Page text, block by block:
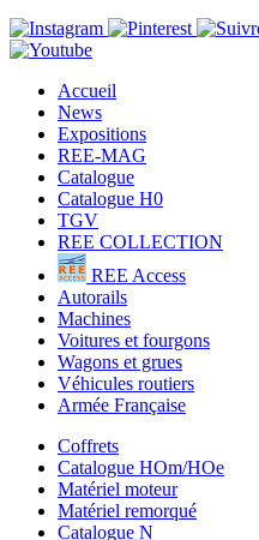
Accueil
News
Expositions
REE-MAG
Catalogue
Catalogue H0
TGV
REE COLLECTION
REE Access
Autorails
Machines
Voitures et fourgons
Wagons et grues
Véhicules routiers
Armée Française
Coffrets
Catalogue HOm/HOe
Matériel moteur
Matériel remorqué
Catalogue N